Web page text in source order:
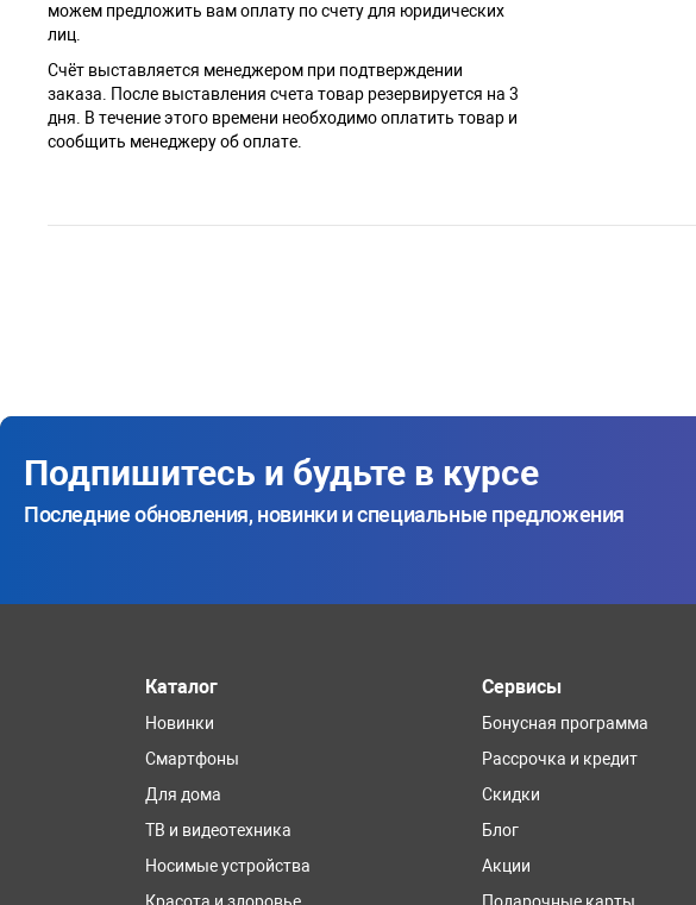
можем предложить вам оплату по счету для юридических
лиц.
Счёт выставляется менеджером при подтверждении
заказа. После выставления счета товар резервируется на 3
дня. В течение этого времени необходимо оплатить товар и
сообщить менеджеру об оплате.
Подпишитесь и будьте в курсе
Последние обновления, новинки и специальные предложения
Каталог
Новинки
Смартфоны
Для дома
ТВ и видеотехника
Носимые устройства
Сервисы
Бонусная программа
Рассрочка и кредит
Скидки
Блог
Акции